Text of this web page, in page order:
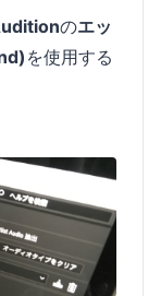
のエッ
を使用する